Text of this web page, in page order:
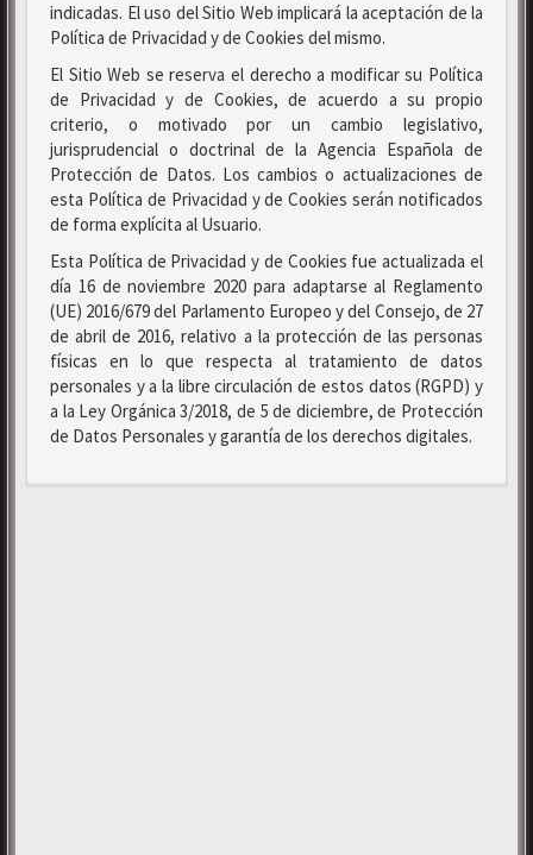
indicadas. El uso del Sitio Web implicará la aceptación de la
Política de Privacidad y de Cookies del mismo.
El Sitio Web se reserva el derecho a modificar su Política
de Privacidad y de Cookies, de acuerdo a su propio
criterio, o motivado por un cambio legislativo,
jurisprudencial o doctrinal de la Agencia Española de
Protección de Datos. Los cambios o actualizaciones de
esta Política de Privacidad y de Cookies serán notificados
de forma explícita al Usuario.
Esta Política de Privacidad y de Cookies fue actualizada el
día 16 de noviembre 2020 para adaptarse al Reglamento
(UE) 2016/679 del Parlamento Europeo y del Consejo, de 27
de abril de 2016, relativo a la protección de las personas
físicas en lo que respecta al tratamiento de datos
personales y a la libre circulación de estos datos (RGPD) y
a la Ley Orgánica 3/2018, de 5 de diciembre, de Protección
de Datos Personales y garantía de los derechos digitales.